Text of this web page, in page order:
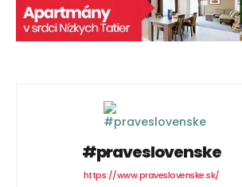
#praveslovenske
https://www.praveslovenske.sk/